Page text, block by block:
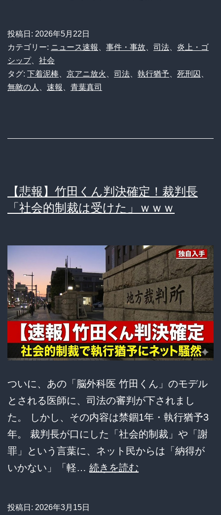
投稿日: 2026年5月22日
カテゴリー: ニュース速報 事件・事故 司法
炎上・ゴ
シップ、 社会
タグ: 下着泥棒 京アニ放火 司法 執行猶予 死刑囚
無敵の人
速報 青葉真司
【悲報】竹田くん判決確定！裁判長
「社会的制裁は受けた」ｗｗｗ
ついに、あの「脳外科医 竹田くん」のモデル
とされる医師に、司法の審判が下されまし
た。 しかし、その内容は禁錮1年・執行猶予3
年。 裁判長が口にした「社会的制裁」や「謝
罪」という言葉に、ネット民からは「納得が
いかない」「軽… 続きを読む
投稿日: 2026年3月15日